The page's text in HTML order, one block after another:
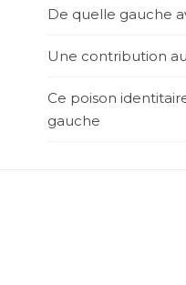
De quelle gauche
Une contribution
Ce poison
gauche